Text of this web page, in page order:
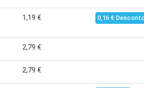
1,19 € 0,16 €
2,79 €
2,79 €